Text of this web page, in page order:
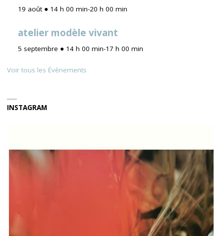
19 août ● 14 h 00 min-20 h 00 min
atelier modèle vivant
5 septembre ● 14 h 00 min-17 h 00 min
Voir tous les Évènements
INSTAGRAM